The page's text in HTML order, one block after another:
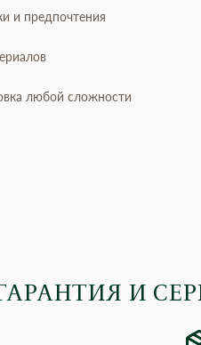
и предпочтения
любой сложности
И